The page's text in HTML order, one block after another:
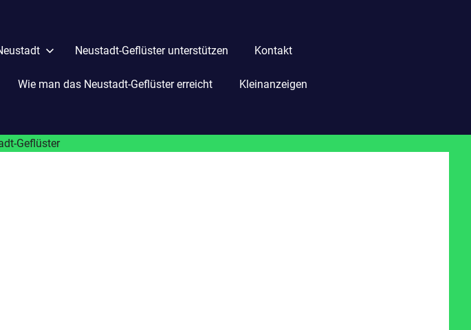
Neustadt-Geflüster unterstützen Kontakt
Wie man das Neustadt-Geflüster erreicht Kleinanzeigen